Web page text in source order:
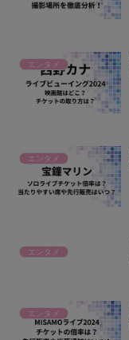
エンタメ
エンタメ
エンタメ
エンタメ